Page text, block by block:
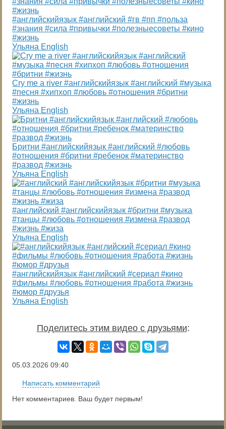
#английскийязык #английский #гв #пп #польза
#знания #сила #привычки #полезныесоветы #кино
#жизнь
Ульяна English
Cry me a river #английскийязык #английский #музыка
#песня #хипхоп #любовь #отношения #бритни
#жизнь
Ульяна English
Бритни #английскийязык #английский #любовь
#отношения #бритни #ребенок #материнство
#развод #жизнь
Ульяна English
#английский #английскийязык #бритни #музыка
#танцы #любовь #отношения #измена #развод
#жизнь #жиза
Ульяна English
#английскийязык #английский #сериал #кино
#фильмы #любовь #отношения #работа #жизнь
#юмор #друзья
Ульяна English
Поделитесь этим видео с друзьями:
05.03.2026 09:40
Написать комментарий
Нет комментариев. Ваш будет первым!